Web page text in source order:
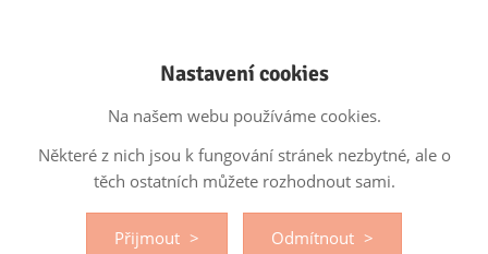
Nastavení cookies
Na našem webu používáme cookies.
Některé z nich jsou k fungování stránek nezbytné, ale o
těch ostatních můžete rozhodnout sami.
Přijmout Odmítnout